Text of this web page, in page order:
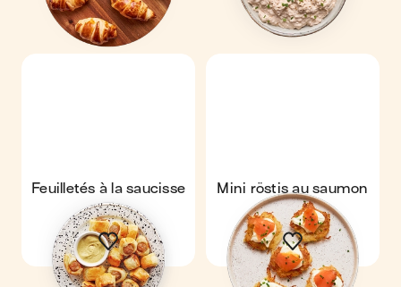
Feuilletés à la saucisse
Mini röstis au saumon
fumé